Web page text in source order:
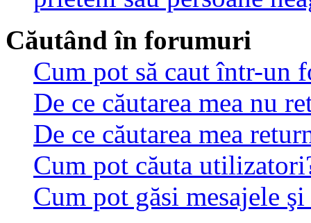
Căutând în forumuri
Cum pot să caut într-un
De ce căutarea mea nu
De ce căutarea mea
Cum pot căuta
Cum pot găsi mesajele